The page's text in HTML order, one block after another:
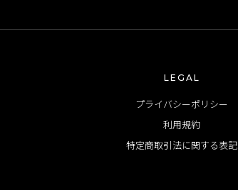
LEGAL
プライバシーポリシー
利用規約
特定商取引法に関する表記